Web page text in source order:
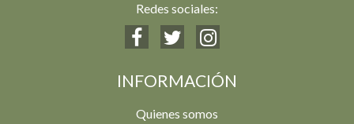
Redes sociales:
INFORMACIÓN
Quienes somos